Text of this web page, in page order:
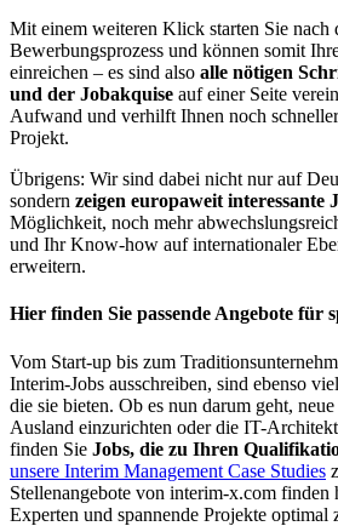
Mit einem weiteren Klick starten Sie nach
Bewerbungsprozess und können somit
einreichen – es sind also alle nötigen
und der Jobakquise auf einer Seite
Aufwand und verhilft Ihnen noch
Projekt.
Übrigens: Wir sind dabei nicht nur auf
sondern zeigen europaweit interessante
Möglichkeit, noch mehr
und Ihr Know-how auf internationaler
erweitern.
Hier finden Sie passende Angebote für
Vom Start-up bis zum
Interim-Jobs ausschreiben, sind ebenso
die sie bieten. Ob es nun darum geht,
Ausland einzurichten oder die IT-
finden Sie Jobs, die zu Ihren
unsere Interim Management Case Studies
Stellenangebote von interim-x.com finden
Experten und spannende Projekte optimal